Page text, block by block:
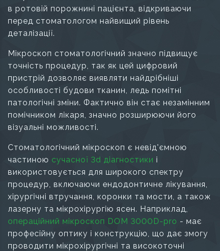
в ротовій порожнині пацієнта, відкриваючи
перед стоматологом найвищий рівень
деталізації.
Мікроскоп стоматологічний значно підвищує
точність процедур, так як цей цифровий
пристрій дозволяє виявляти найдрібніші
особливості будови тканин, ледь помітні
патологічні зміни. Фактично він стає незамінним
помічником лікаря, значно розширюючи його
візуальні можливості.
Cтоматологічний мікроскоп є невід'ємною
частиною сучасної 3d діагностики і
використовується для широкого спектру
процедур, включаючи ендодонтичне лікування,
хірургічні втручання, коронки та мости, а також
лазерну та мікрохірургію ясен. Наприклад,
операційний мікроскоп DOM 3000D-pro - має
професійну оптику і конструкцію, що дає змогу
проводити мікрохірургічні та високоточні